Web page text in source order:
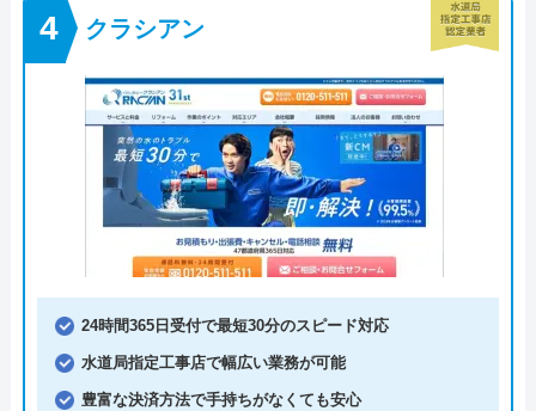
クラシアン
24時間365日受付で最短30分のスピード対応
水道局指定工事店で幅広い業務が可能
豊富な決済方法で手持ちがなくても安心